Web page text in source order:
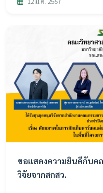
ขอแสดงความยินดีกับ
วิจัยจากสกสว.